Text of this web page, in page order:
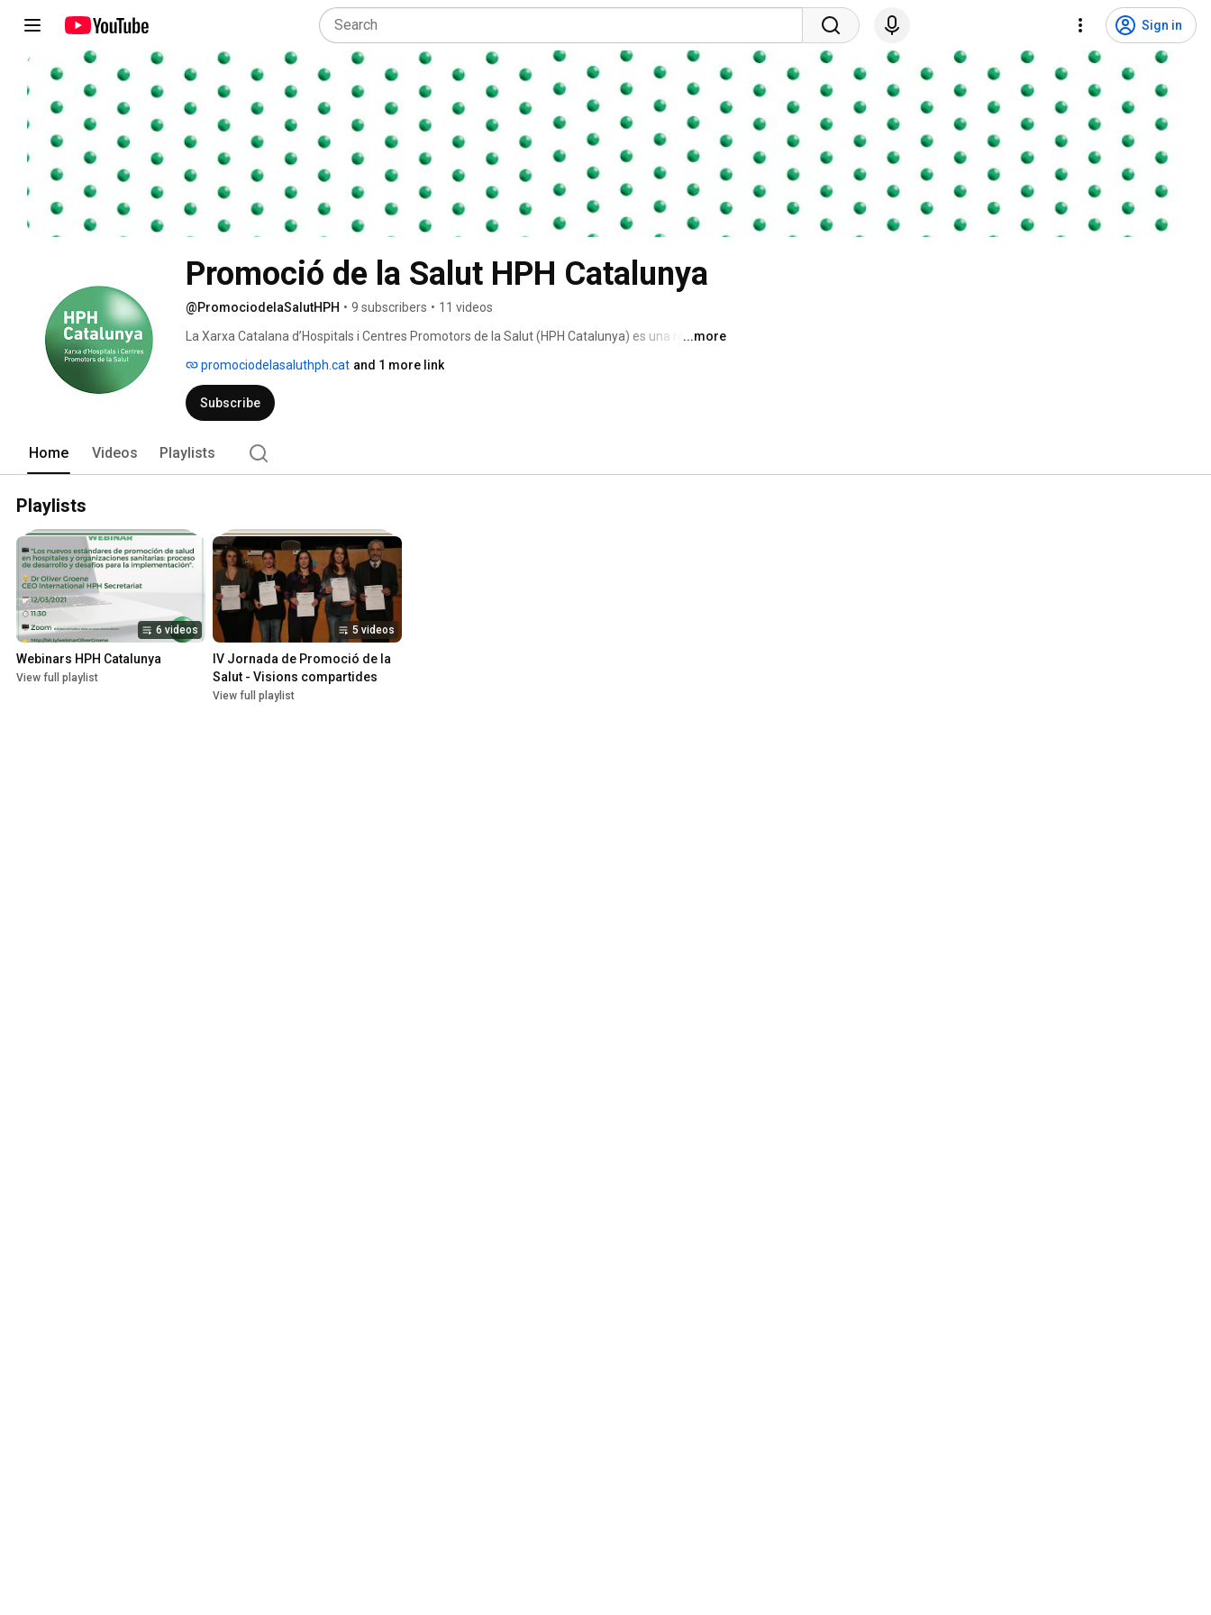
Sign in
@PromociodelaSalutHPH • 9 subscribers • 11 videos
La Xarxa Catalana d’Hospitals i Centres Promotors de la Salut (HPH Catalunya) es una red
personas sobre su salud, mejorar la comunicación entre los profesionales de la salud y
pacientes, conseguir un entorno laboral más saludable y tener implantado un sistema de
trabajo que promueva la salud en las organizaciones sanitarias.
...more
promociodelasaluthph.cat and 1 more link
Subscribe
Home Videos Playlists
Playlists
6 videos
Webinars HPH Catalunya
View full playlist
5 videos
IV Jornada de Promoció de la
Salut - Visions compartides
View full playlist